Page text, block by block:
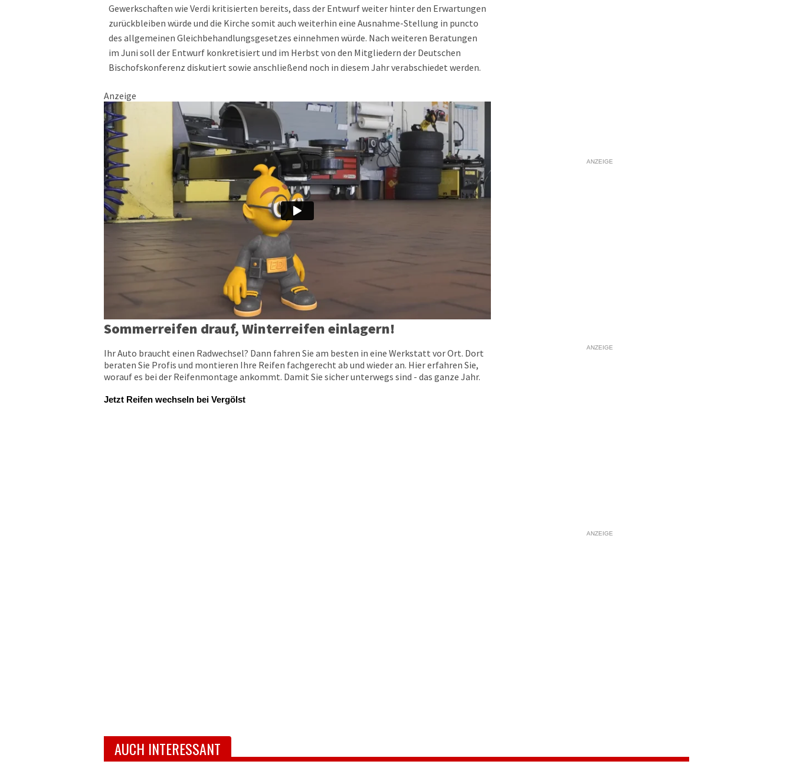
Gewerkschaften wie Verdi kritisierten bereits, dass der Entwurf weiter hinter den Erwartungen
zurückbleiben würde und die Kirche somit auch weiterhin eine Ausnahme-Stellung in puncto
des allgemeinen Gleichbehandlungsgesetzes einnehmen würde. Nach weiteren Beratungen
im Juni soll der Entwurf konkretisiert und im Herbst von den Mitgliedern der Deutschen
Bischofskonferenz diskutiert sowie anschließend noch in diesem Jahr verabschiedet werden.
Anzeige
Sommerreifen drauf, Winterreifen einlagern!
Ihr Auto braucht einen Radwechsel? Dann fahren Sie am besten in eine Werkstatt vor Ort. Dort
beraten Sie Profis und montieren Ihre Reifen fachgerecht ab und wieder an. Hier erfahren Sie,
worauf es bei der Reifenmontage ankommt. Damit Sie sicher unterwegs sind - das ganze Jahr.
Jetzt Reifen wechseln bei Vergölst
ANZEIGE
ANZEIGE
ANZEIGE
AUCH INTERESSANT